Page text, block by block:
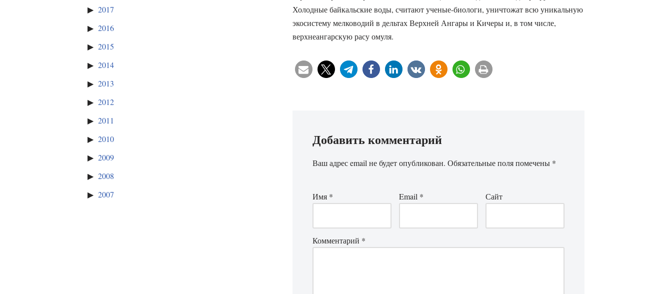
2017
2016
2015
2014
2013
2012
2011
2010
2009
2008
2007
Холодные байкальские воды, считают ученые-биологи, уничтожат всю уникальную
экосистему мелководий в дельтах Верхней Ангары и Кичеры и, в том числе,
верхнеангарскую расу омуля.
Добавить комментарий
Ваш адрес email не будет опубликован. Обязательные поля помечены *
Имя * Email * Сайт
Комментарий *